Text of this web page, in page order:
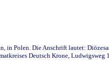
Polen. Die Anschrift lautet:
Deutsch Krone,